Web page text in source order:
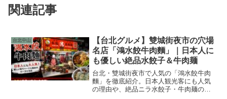
関連記事
台北中山
【台北グルメ】雙城街夜市の穴場
名店「鴻水餃牛肉麵」｜日本人に
も優しい絶品水餃子＆牛肉麺
台北・雙城街夜市で人気の「鴻水餃牛肉
麵」を徹底紹介。日本人観光客にも人気
の理由や、絶品ニラ水餃子・牛肉麺の魅